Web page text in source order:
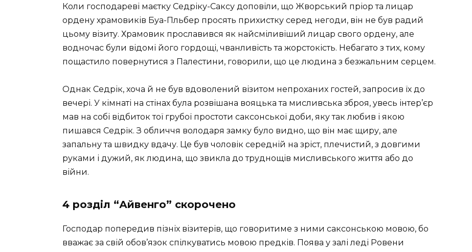
Коли господареві маєтку Седріку-Саксу доповіли, що Жворський пріор та лицар
ордену храмовиків Буа-Пльбер просять прихистку серед негоди, він не був радий
цьому візиту. Храмовик прославився як найсміливіший лицар свого ордену, але
водночас були відомі його гордощі, чванливість та жорстокість. Небагато з тих, кому
пощастило повернутися з Палестини, говорили, що це людина з безжальним серцем.
Однак Седрік, хоча й не був вдоволений візитом непроханих гостей, запросив їх до
вечері. У кімнаті на стінах була розвішана вояцька та мисливська зброя, увесь інтер’єр
мав на собі відбиток тої грубої простоти саксонської доби, яку так любив і якою
пишався Седрїк. З обличчя володаря замку було видно, що він має щиру, але
запальну та швидку вдачу. Це був чоловік середній на зріст, плечистий, з довгими
руками і дужий, як людина, що звикла до труднощів мисливського життя або до
війни.
4 розділ “Айвенго” скорочено
Господар попередив пізніх візитерів, що говоритиме з ними саксонською мовою, бо
вважає за свій обов’язок спілкуватись мовою предків. Поява у залі леді Ровени